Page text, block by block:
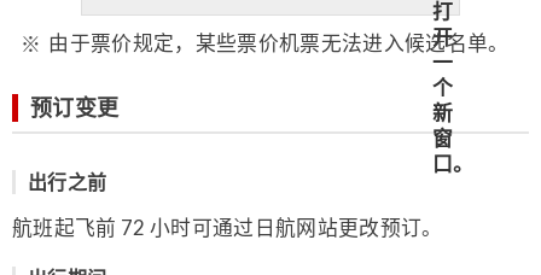
由于票价规定，某些票价机票无法进入候选名单。
预订变更
出行之前
航班起飞前 72 小时可通过日航网站更改预订。